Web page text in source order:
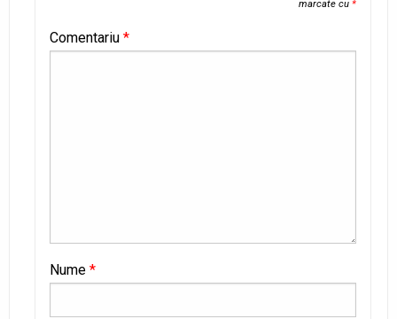
marcate cu *
Comentariu *
Nume *